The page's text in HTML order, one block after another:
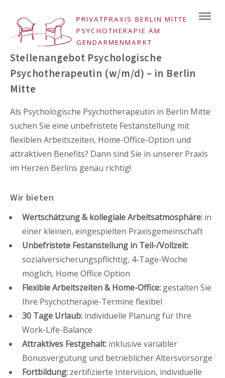
PRIVATPRAXIS BERLIN MITTE
PSYCHOTHERAPIE AM
GENDARMENMARKT
Stellenangebot Psychologische
Psychotherapeutin (w/m/d) – in Berlin
Mitte
Als Psychologische Psychotherapeutin in Berlin Mitte
suchen Sie eine unbefristete Festanstellung mit
flexiblen Arbeitszeiten, Home-Office-Option und
attraktiven Benefits? Dann sind Sie in unserer Praxis
im Herzen Berlins genau richtig!
Wir bieten
Wertschätzung & kollegiale Arbeitsatmosphäre: in
einer kleinen, eingespielten Praxisgemeinschaft
Unbefristete Festanstellung in Teil-/Vollzeit:
sozialversicherungspflichtig, 4-Tage-Woche
möglich, Home Office Option
Flexible Arbeitszeiten & Home-Office: gestalten Sie
Ihre Psychotherapie-Termine flexibel
30 Tage Urlaub: individuelle Planung für Ihre
Work-Life-Balance
Attraktives Festgehalt: inklusive variabler
Bonusvergütung und betrieblicher Altersvorsorge
Fortbildung: zertifizierte Intervision, individuelle